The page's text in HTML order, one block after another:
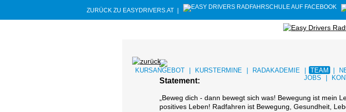
KURSANGEBOT KURSTERMINE RADAKADEMIE TEAM
JOBS
ZURÜCK ZU EASYDRIVERS.AT
Statement:
„Beweg dich - dann bewegt sich was! Bewegung ist mein
positives Leben! Radfahren ist Bewegung, Gesundheit,